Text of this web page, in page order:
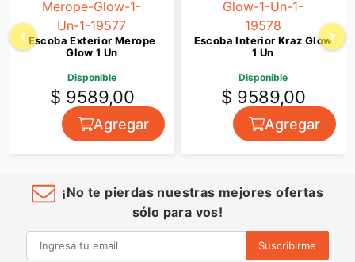
Escoba Exterior Merope
Glow 1 Un
Disponible
$ 9589,00
Agregar
Escoba Interior Kraz Glow
1 Un
Disponible
$ 9589,00
Agregar
¡No te pierdas nuestras mejores ofertas
sólo para vos!
Suscribirme